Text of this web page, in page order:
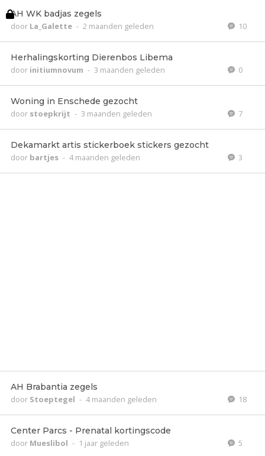
AH WK badjas zegels
door La_Galette - 2 maanden geleden 10
Herhalingskorting Dierenbos Libema
door initiumnovum - 3 maanden geleden 0
Woning in Enschede gezocht
door stoepkrijt - 3 maanden geleden 7
Dekamarkt artis stickerboek stickers gezocht
door bartjes - 4 maanden geleden 3
AH Brabantia zegels
door Stoeptegel - 4 maanden geleden 18
Center Parcs - Prenatal kortingscode
door Mueslibol - 1 jaar geleden 5